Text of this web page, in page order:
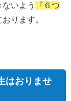
いよう
『６つ
ります。
はおりませ